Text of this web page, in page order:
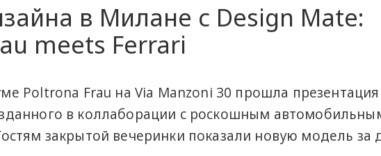
в Милане с Design Mate:
meets Ferrari
Poltrona Frau на Via Manzoni 30 прошла презентация
в коллаборации с роскошным
закрытой вечеринки показали новую модель за